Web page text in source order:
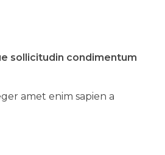
sollicitudin condimentum
amet enim sapien a